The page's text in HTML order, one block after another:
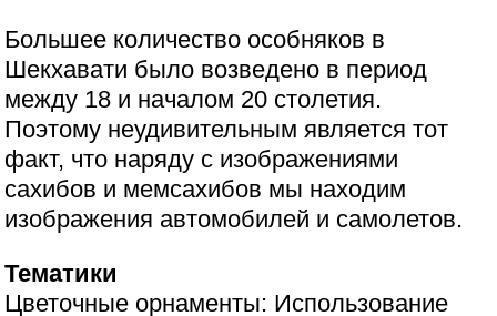
Большее количество особняков в
Шекхавати было возведено в период
между 18 и началом 20 столетия.
Поэтому неудивительным является тот
факт, что наряду с изображениями
сахибов и мемсахибов мы находим
изображения автомобилей и самолетов.
Тематики
Цветочные орнаменты: Использование